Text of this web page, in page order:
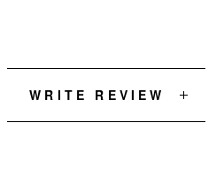
WRITE REVIEW